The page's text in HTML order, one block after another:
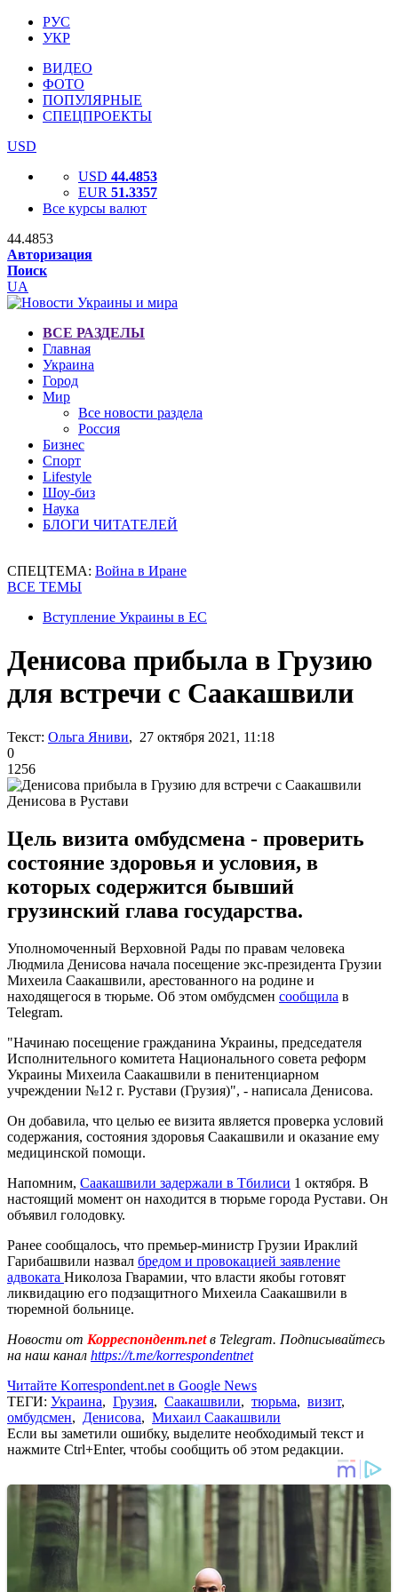
РУС
УКР
ВИДЕО
ФОТО
ПОПУЛЯРНЫЕ
СПЕЦПРОЕКТЫ
USD
USD 44.4853
EUR 51.3357
Все курсы валют
44.4853
Авторизация
Поиск
UA
ВСЕ РАЗДЕЛЫ
Главная
Украина
Город
Мир
Все новости раздела
Россия
Бизнес
Спорт
Lifestyle
Шоу-биз
Наука
БЛОГИ ЧИТАТЕЛЕЙ
СПЕЦТЕМА: Война в Иране
ВСЕ ТЕМЫ
Вступление Украины в ЕС
Денисова прибыла в Грузию
для встречи с Саакашвили
Текст: Ольга Яниви, 27 октября 2021, 11:18
0
1256
Денисова в Рустави
Цель визита омбудсмена - проверить
состояние здоровья и условия, в
которых содержится бывший
грузинский глава государства.
Уполномоченный Верховной Рады по правам человека
Людмила Денисова начала посещение экс-президента Грузии
Михеила Саакашвили, арестованного на родине и
находящегося в тюрьме. Об этом омбудсмен сообщила в
Telegram.
"Начинаю посещение гражданина Украины, председателя
Исполнительного комитета Национального совета реформ
Украины Михеила Саакашвили в пенитенциарном
учреждении №12 г. Рустави (Грузия)", - написала Денисова.
Он добавила, что целью ее визита является проверка условий
содержания, состояния здоровья Саакашвили и оказание ему
медицинской помощи.
Напомним, Саакашвили задержали в Тбилиси 1 октября. В
настоящий момент он находится в тюрьме города Рустави. Он
объявил голодовку.
Ранее сообщалось, что премьер-министр Грузии Ираклий
Гарибашвили назвал бредом и провокацией заявление
адвоката Николоза Гварамии, что власти якобы готовят
ликвидацию его подзащитного Михеила Саакашвили в
тюремной больнице.
Новости от Корреспондент.netв Telegram. Подписывайтесь
на наш канал https://t.me/korrespondentnet
Читайте Korrespondent.net в Google News
ТЕГИ: Украина, Грузия, Саакашвили, тюрьма, визит,
омбудсмен, Денисова, Михаил Саакашвили
Если вы заметили ошибку, выделите необходимый текст и
нажмите Ctrl+Enter, чтобы сообщить об этом редакции.